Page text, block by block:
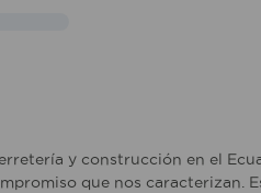
y construcción en el
que nos caracterizan.